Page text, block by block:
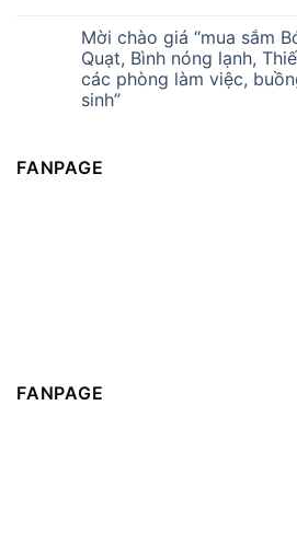
Mời chào giá “mua sắm
Quạt, Bình nóng lạnh,
các phòng làm việc,
sinh”
FANPAGE
FANPAGE